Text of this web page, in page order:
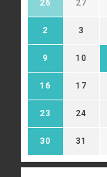
26 27
2 3
9 10
16 17
23 24
30 31